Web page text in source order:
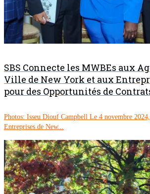
SBS Connecte les MWBEs aux
Ville de New York et aux
pour des Opportunités de
Photos: Isseu Diouf Campbell Le 4 novembre
Entreprises de New...